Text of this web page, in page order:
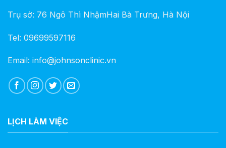
Trụ sở: 76 Ngô Thì NhậmHai Bà Trưng, Hà Nội
Tel: 09699597116
Email: info@johnsonclinic.vn
LỊCH LÀM VIỆC